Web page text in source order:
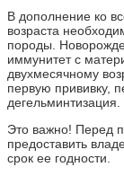
В дополнение ко
возраста
породы.
иммунитет с
двухмесячному
первую прививку,
дегельминтизация.
Это важно! Перед
предоставить
срок ее годности.